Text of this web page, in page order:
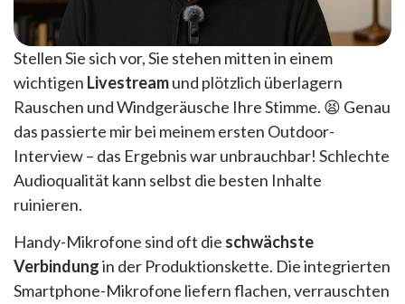
Stellen Sie sich vor, Sie stehen mitten in einem
wichtigen Livestreamund plötzlich überlagern
Rauschen und Windgeräusche Ihre Stimme. 😫 Genau
das passierte mir bei meinem ersten Outdoor-
Interview – das Ergebnis war unbrauchbar! Schlechte
Audioqualität kann selbst die besten Inhalte
ruinieren.
Handy-Mikrofone sind oft die schwächste
Verbindungin der Produktionskette. Die integrierten
Smartphone-Mikrofone liefern flachen, verrauschten